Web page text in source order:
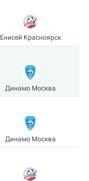
Енисей Красноярск
Динамо Москва
Динамо Москва